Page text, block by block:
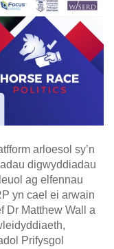
arloesol sy’n
digwyddiadau
ag elfennau
yn cael ei arwain
Dr Matthew Wall a
Prifysgol